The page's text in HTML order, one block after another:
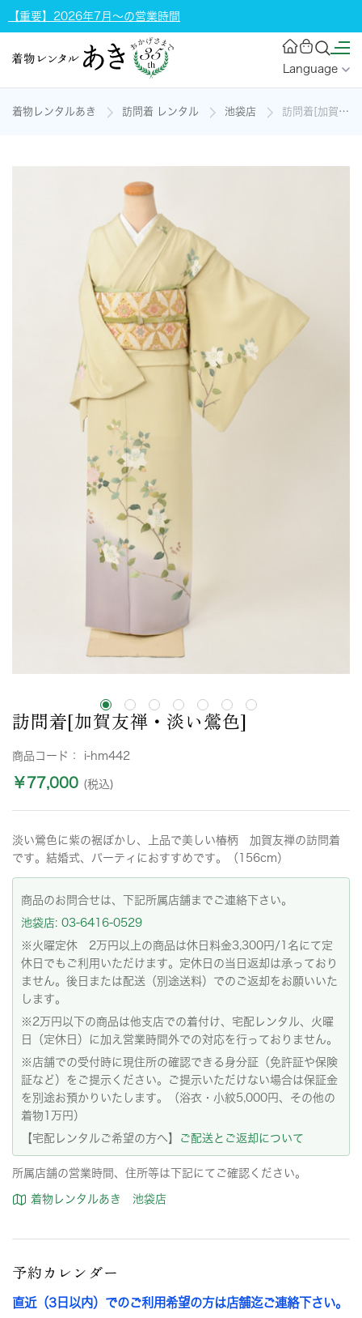
【重要】2026年7月～の営業時間
Language
着物レンタルあき 訪問着 レンタル 池袋店 訪問着[加賀友禅・淡い鶯色]の着物レンタル
訪問着[加賀友禅・淡い鶯色]
商品コード： i-hm442
￥77,000 (税込)
淡い鶯色に紫の裾ぼかし、上品で美しい椿柄 加賀友禅の訪問着
です。結婚式、パーティにおすすめです。（156cm）
商品のお問合せは、下記所属店舗までご連絡下さい。
池袋店: 03-6416-0529
※火曜定休 2万円以上の商品は休日料金3,300円/1名にて定
休日でもご利用いただけます。定休日の当日返却は承っており
ません。後日または配送（別途送料）でのご返却をお願いいた
します。
※2万円以下の商品は他支店での着付け、宅配レンタル、火曜
日（定休日）に加え営業時間外での対応を行っておりません。
※店舗での受付時に現住所の確認できる身分証（免許証や保険
証など）をご提示ください。ご提示いただけない場合は保証金
を別途お預かりいたします。（浴衣・小紋5,000円、その他の
着物1万円）
【宅配レンタルご希望の方へ】
ご配送とご返却について
所属店舗の営業時間、住所等は下記にてご確認ください。
着物レンタルあき 池袋店
予約カレンダー
直近（3日以内）でのご利用希望の方は店舗迄ご連絡下さい。